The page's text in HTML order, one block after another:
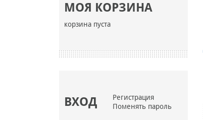
МОЯ КОРЗИНА
корзина пуста
ВХОД
Регистрация
Поменять пароль